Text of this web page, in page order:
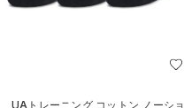
UAトレーニング コットン ノーショ